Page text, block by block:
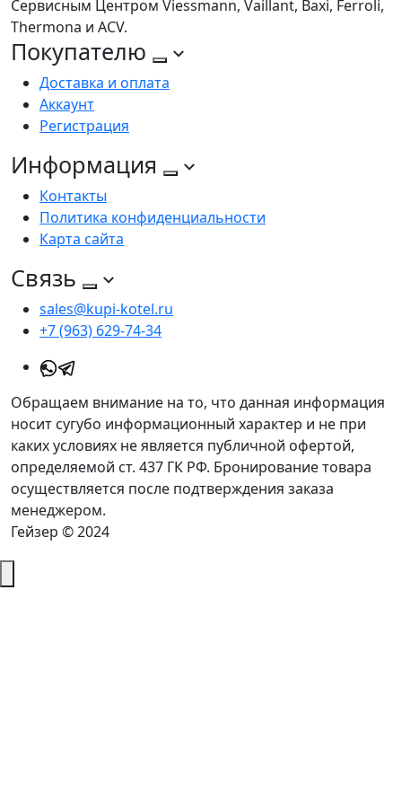
Сервисным Центром Viessmann, Vaillant, Baxi, Ferroli,
Thermona и ACV.
Покупателю
Доставка и оплата
Аккаунт
Регистрация
Информация
Контакты
Политика конфиденциальности
Карта сайта
Связь
sales@kupi-kotel.ru
+7 (963) 629-74-34
Обращаем внимание на то, что данная информация
носит сугубо информационный характер и не при
каких условиях не является публичной офертой,
определяемой ст. 437 ГК РФ. Бронирование товара
осуществляется после подтверждения заказа
менеджером.
Гейзер © 2024